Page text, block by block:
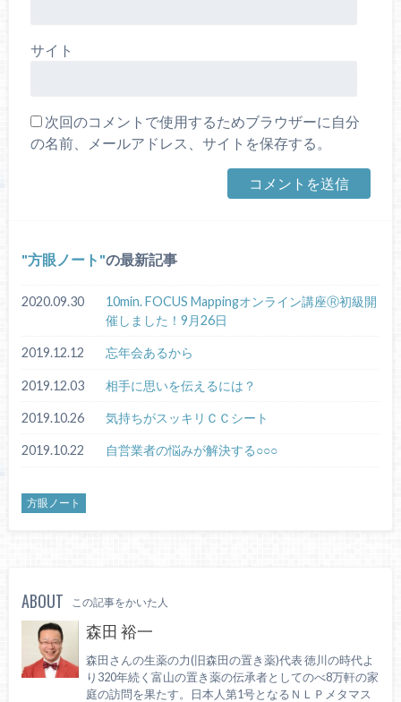
サイト
次回のコメントで使用するためブラウザーに自分
の名前、メールアドレス、サイトを保存する。
方眼ノート の最新記事
2020.09.30
10min. FOCUS Mappingオンライン講座Ⓡ初級開
催しました！9月26日
2019.12.12 忘年会あるから
2019.12.03 相手に思いを伝えるには？
2019.10.26 気持ちがスッキリＣＣシート
2019.10.22 自営業者の悩みが解決する○○○
方眼ノート
ABOUT この記事をかいた人
森田 裕一
森田さんの生薬の力(旧森田の置き薬)代表 徳川の時代よ
り320年続く富山の置き薬の伝承者としてのべ8万軒の家
庭の訪問を果たす。日本人第1号となるＮＬＰメタマス